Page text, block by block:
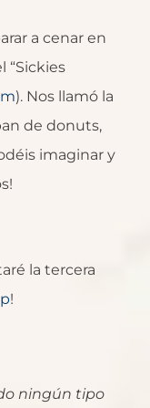
a cenar en
“Sickies
). Nos llamó la
de donuts,
imaginar y
la tercera
!
ningún tipo